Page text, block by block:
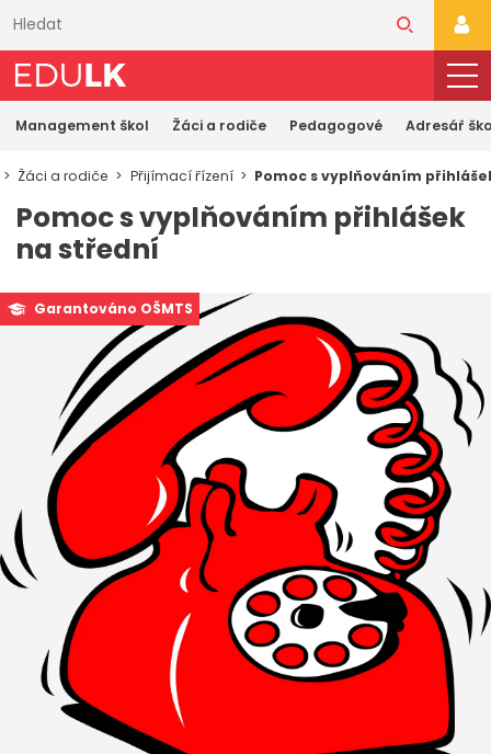
obsahu
Management škol Žáci a rodiče Pedagogové Adresář
Žáci a rodiče Přijímací řízení Pomoc s vyplňováním
Pomoc s vyplňováním přihlášek
na střední
Garantováno OŠMTS